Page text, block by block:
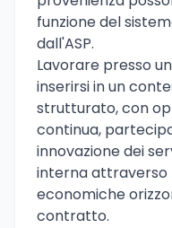
funzione del
dall'ASP.
Lavorare presso
inserirsi in un
strutturato, con
continua,
innovazione dei
interna attraverso
economiche
contratto.